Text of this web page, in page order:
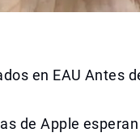
en EAU Antes
de Apple